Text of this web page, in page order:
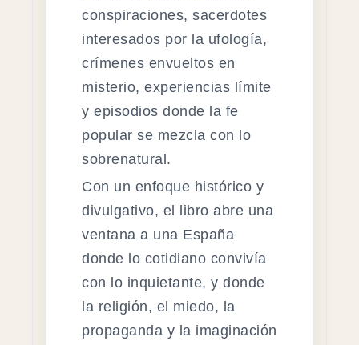
conspiraciones, sacerdotes
interesados por la ufología,
crímenes envueltos en
misterio, experiencias límite
y episodios donde la fe
popular se mezcla con lo
sobrenatural.
Con un enfoque histórico y
divulgativo, el libro abre una
ventana a una España
donde lo cotidiano convivía
con lo inquietante, y donde
la religión, el miedo, la
propaganda y la imaginación